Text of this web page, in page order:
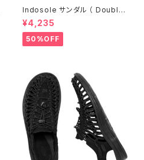
Indosole サンダル （ Double
6 ）
¥4,235
50%OFF